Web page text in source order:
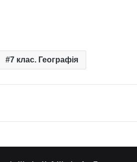
7 клас. Географія